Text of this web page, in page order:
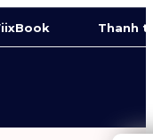
Thanh